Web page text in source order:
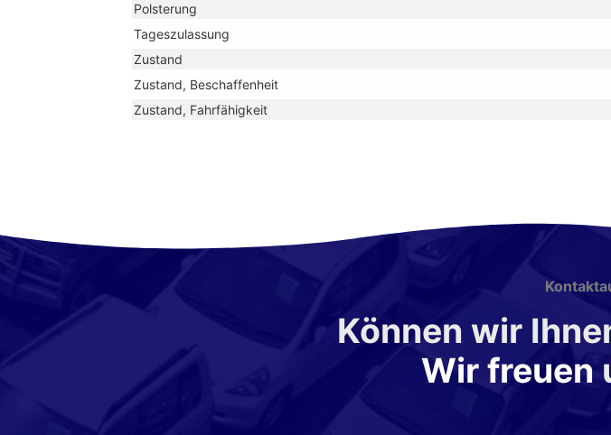
Polsterung
Tageszulassung
Zustand
Zustand, Beschaffenheit
Zustand, Fahrfähigkeit
Können wir
Wir freuen